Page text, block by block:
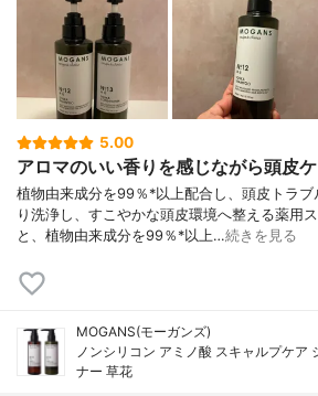
5.00
アロマのいい香りを感じながら頭皮
植物由来成分を99％*以上配合し、頭皮トラブ
り洗浄し、すこやかな頭皮環境へ整える薬用
と、植物由来成分を99％*以上…続きを見る
MOGANS(モーガンズ)
ノンシリコン アミノ酸 スキャルプケア
ナー 草花